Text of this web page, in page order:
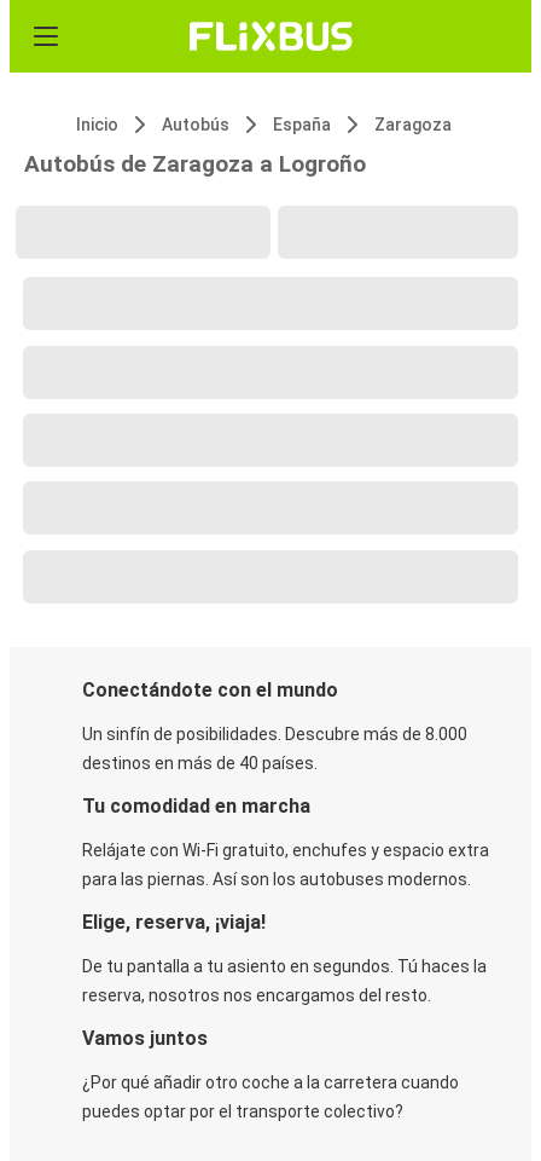
Inicio Autobús España Zaragoza
Autobús de Zaragoza a Logroño
Conectándote con el mundo
Un sinfín de posibilidades. Descubre más de 8.000
destinos en más de 40 países.
Tu comodidad en marcha
Relájate con Wi-Fi gratuito, enchufes y espacio extra
para las piernas. Así son los autobuses modernos.
Elige, reserva, ¡viaja!
De tu pantalla a tu asiento en segundos. Tú haces la
reserva, nosotros nos encargamos del resto.
Vamos juntos
¿Por qué añadir otro coche a la carretera cuando
puedes optar por el transporte colectivo?